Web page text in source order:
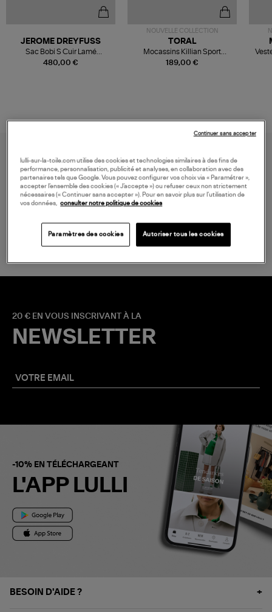
480,00 €
JEROME DREYFUSS
Sac Bobi S Cuir Lamé
Champagne
NOUVELLE COLLECTION
189,00 €
TORAL
Mocassins Killian Sport
Mousse
à partir de 150 € d'achat*
20 € EN VOUS INSCRIVANT À LA
NEWSLETTER
-10% EN TÉLÉCHARGEANT
L'APP LULLI
BESOIN D'AIDE ?
lulli-sur-la-toile.com utilise des cookies et technologies similaires à des fins de
performance, personnalisation, publicité et analyses, en collaboration avec des
partenaires tels que Google. Vous pouvez configurer vos choix via « Paramétrer »,
accepter l’ensemble des cookies (« J’accepte ») ou refuser ceux non strictement
nécessaires (« Continuer sans accepter »). Pour en savoir plus sur l’utilisation de
vos données, consulter notre politique de cookies
Paramètres des cookies Autoriser tous les cookies
Continuer sans accepter